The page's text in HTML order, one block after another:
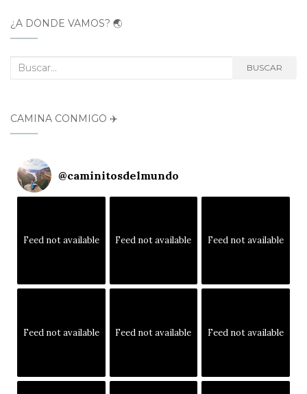
¿A DÓNDE VAMOS? 🌏
Buscar: BUSCAR
CAMINA CONMIGO ✈️
@caminitosdelmundo
Feed not available Feed not available Feed not available
Feed not available Feed not available Feed not available